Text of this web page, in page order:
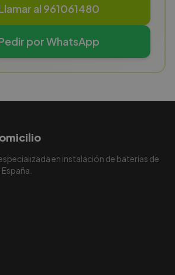
al 961061480
por WhatsApp
en instalación de baterías de